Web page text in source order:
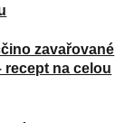
zavařované
recept na celou